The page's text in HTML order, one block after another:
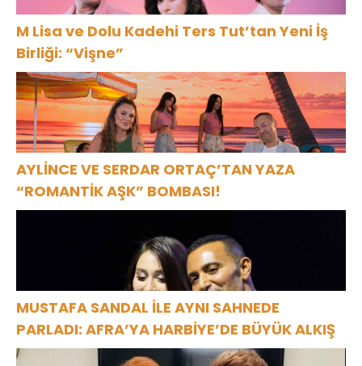
M Lisa ve Dolu Kadehi Ters Tut’tan Yeni İş
Birliği: “Vişne”
AYLİNCE VE SERDAR ORTAÇ’TAN YAZA
“ROMANTİK AŞK” BOMBASI!
MUSTAFA SANDAL İLE AYNI SAHNEDE
PARLADI: AFRA’YA HARBİYE’DE BÜYÜK ALKIŞ